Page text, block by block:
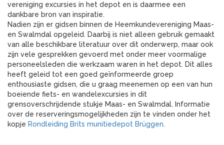
vereniging excursies in het depot en is daarmee een
dankbare bron van inspiratie.
Nadien zijn er gidsen binnen de Heemkundevereniging Maas-
en Swalmdal opgeleid. Daarbij is niet alleen gebruik gemaakt
van alle beschikbare literatuur over dit onderwerp, maar ook
zijn vele gesprekken gevoerd met onder meer voormalige
personeelsleden die werkzaam waren in het depot. Dit alles
heeft geleid tot een goed geïnformeerde groep
enthousiaste gidsen, die u graag meenemen op een van hun
boeiende fiets- en wandelexcursies in dit
grensoverschrijdende stukje Maas- en Swalmdal. Informatie
over de reserveringsmogelijkheden zijn te vinden onder het
kopje Rondleiding Brits munitiedepot Brüggen.